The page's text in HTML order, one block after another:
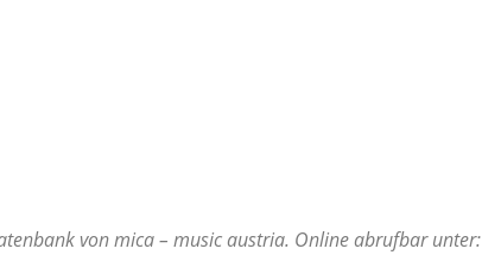
von mica – music austria. Online abrufbar unter: